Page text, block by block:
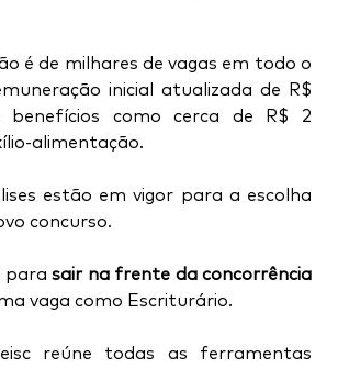
é de milhares de vagas em todo o
inicial atualizada de R$
benefícios como cerca de R$ 2
alimentação.
estão em vigor para a escolha
concurso.
parasair na frente da concorrência
vaga como Escriturário.
reúne todas as ferramentas